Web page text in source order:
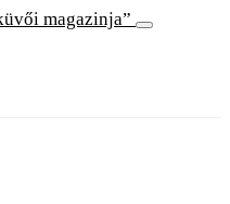
magazinja